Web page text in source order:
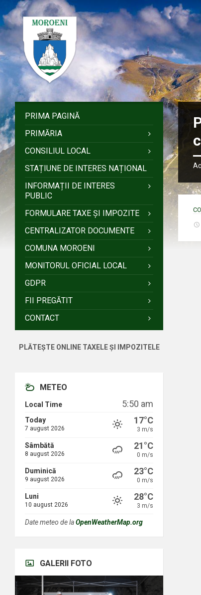
la
conținut
la
bara
laterală
stângă
la
bara
laterală
dreaptă
la
subsol
PRIMA PAGINĂ
PRIMĂRIA
CONSILIUL LOCAL
STAȚIUNE DE INTERES NAȚIONAL
INFORMAȚII DE INTERES
PUBLIC
FORMULARE TAXE ȘI IMPOZITE
CENTRALIZATOR DOCUMENTE
COMUNA MOROENI
MONITORUL OFICIAL LOCAL
GDPR
FII PREGĂTIT
CONTACT
PLĂTEȘTE ONLINE TAXELE ȘI IMPOZITELE
METEO
Local Time 5:50 am
Today
7 august 2026
17°C
3 m/s
Sâmbătă
8 august 2026
21°C
0 m/s
Duminică
9 august 2026
23°C
0 m/s
Luni
10 august 2026
28°C
3 m/s
Date meteo de laOpenWeatherMap.org
GALERII FOTO